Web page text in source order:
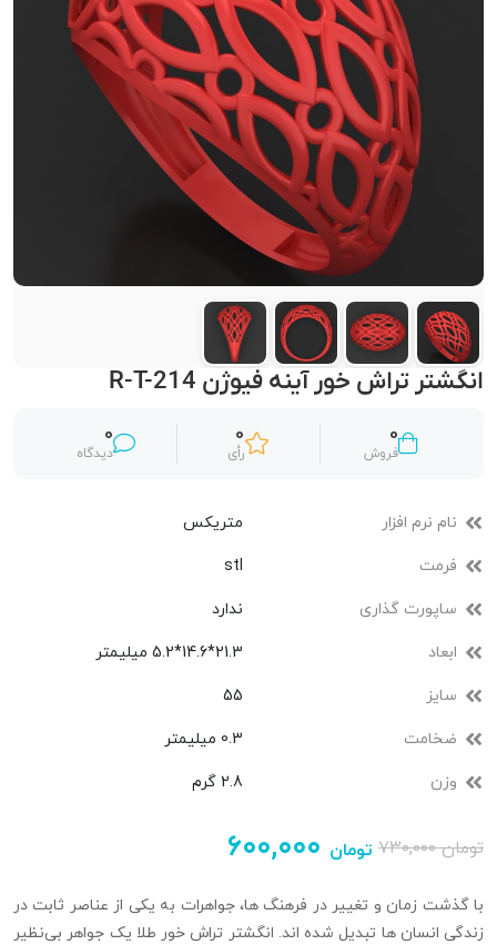
انگشتر تراش خور آینه فیوژن R-T-214
0
فروش
0
رأی
0
دیدگاه
نام نرم افزار متریکس
فرمت stl
ساپورت گذاری ندارد
ابعاد 21.3*14.6*5.2 میلیمتر
سایز 55
ضخامت 0.3 میلیمتر
وزن 2.8 گرم
۷۳۰,۰۰۰تومان ۶۰۰,۰۰۰ تومان
با گذشت زمان و تغییر در فرهنگ‌ ها، جواهرات به یکی از عناصر ثابت در
زندگی انسان‌ ها تبدیل شده‌ اند. انگشتر تراش خور طلا یک جواهر بی‌نظیر